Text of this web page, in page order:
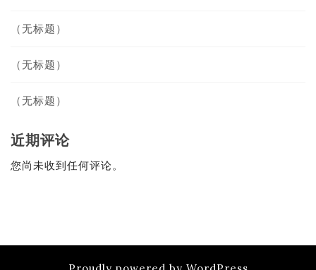
（无标题）
（无标题）
（无标题）
近期评论
您尚未收到任何评论。